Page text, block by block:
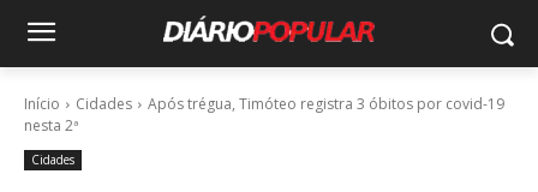
Início Cidades
Após trégua, Timóteo registra 3 óbitos por covid-19
nesta 2ª
Cidades